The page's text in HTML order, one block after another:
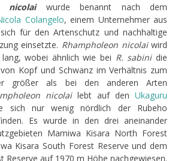
nicolai wurde benannt nach dem
Colangelo, einem Unternehmer aus
für den Artenschutz und nachhaltige
einsetzte. Rhampholeon nicolaiwird
wobei ähnlich wie bei R. sabinidie
Kopf und Schwanz im Verhältnis zum
größer als bei den anderen Arten
nicolailebt auf denUkaguru
sich nur wenig nördlich der Rubeho
Es wurde in den drei aneinander
Mamiwa Kisara North Forest
Kisara South Forest Reserve und dem
Reserve auf 1970 m Höhe nachgewiesen.